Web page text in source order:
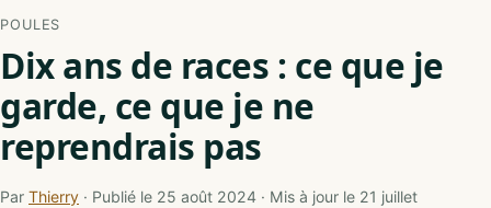
POULES
Dix ans de races : ce que je
garde, ce que je ne
reprendrais pas
Par Thierry · Publié le 25 août 2024 · Mis à jour le 21 juillet